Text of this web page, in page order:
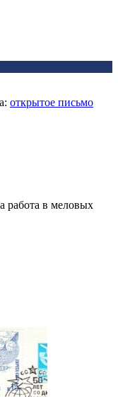
открытое письмо
работа в меловых